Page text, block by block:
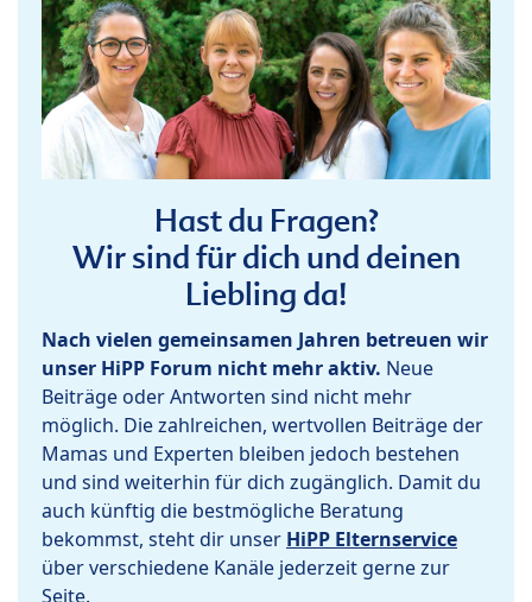
Hast du Fragen?
Wir sind für dich und deinen
Liebling da!
Nach vielen gemeinsamen Jahren betreuen wir
unser HiPP Forum nicht mehr aktiv. Neue
Beiträge oder Antworten sind nicht mehr
möglich. Die zahlreichen, wertvollen Beiträge der
Mamas und Experten bleiben jedoch bestehen
und sind weiterhin für dich zugänglich. Damit du
auch künftig die bestmögliche Beratung
bekommst, steht dir unser HiPP Elternservice
über verschiedene Kanäle jederzeit gerne zur
Seite.